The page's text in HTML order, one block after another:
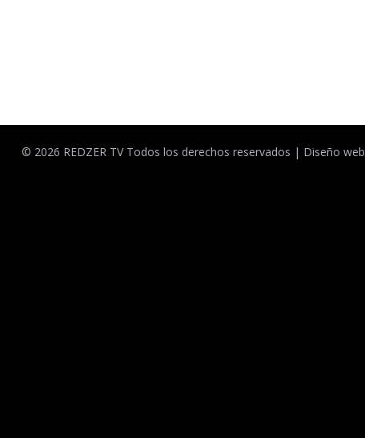
© 2026 REDZER TV Todos los derechos reservados | Diseño web